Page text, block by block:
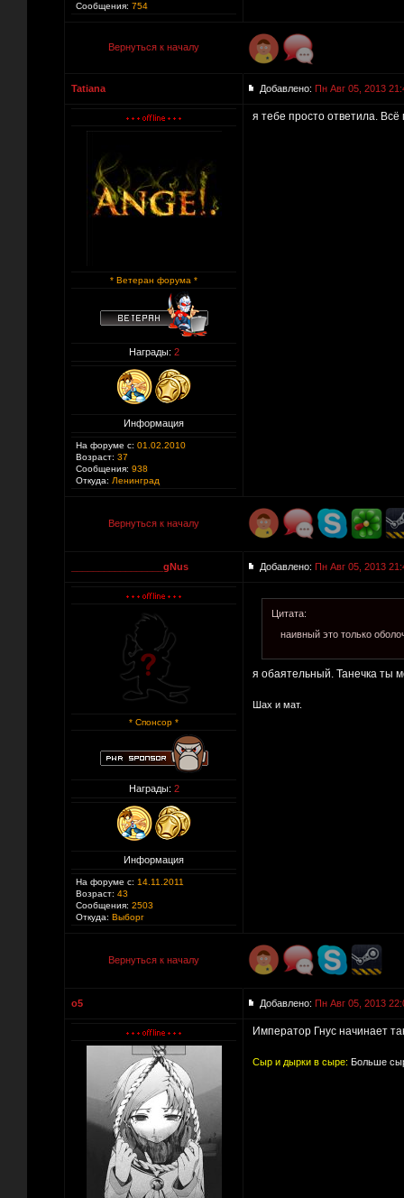
Сообщения: 754
Вернуться к началу
Tatiana Добавлено: Пн Авг 05, 2013
* Ветеран форума *
Награды: 2
Информация
На форуме с: 01.02.2010
Возраст: 37
Сообщения: 938
Откуда: Ленинград
я тебе просто ответила.
Вернуться к началу
_________________gNus Добавлено: Пн Авг 05, 2013
* Спонсор *
Награды: 2
Информация
На форуме с: 14.11.2011
Возраст: 43
Сообщения: 2503
Откуда: Выборг
Цитата:
наивный это только
я обаятельный. Танечка ты
Шах и мат.
Вернуться к началу
o5 Добавлено: Пн Авг 05, 2013
Император Гнус начинает
Сыр и дырки в сыре: Больше